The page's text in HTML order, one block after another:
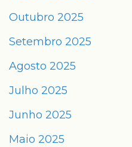
Outubro 2025
Setembro 2025
Agosto 2025
Julho 2025
Junho 2025
Maio 2025